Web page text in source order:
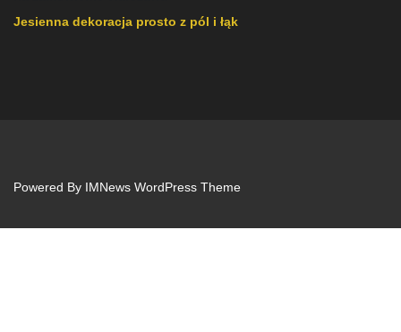
Jesienna dekoracja prosto z pól i łąk
Powered By IMNews WordPress Theme